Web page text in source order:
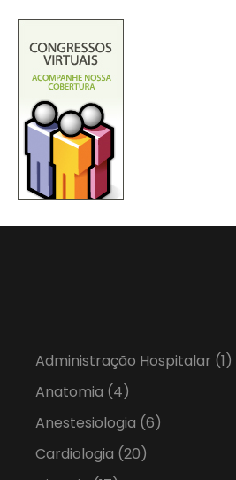
Administração Hospitalar (1)
Anatomia (4)
Anestesiologia (6)
Cardiologia (20)